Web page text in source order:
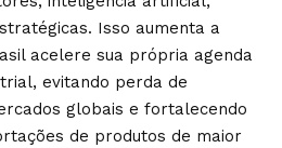
Isso aumenta a
acelere sua própria agenda
evitando perda de
globais e fortalecendo
de produtos de maior